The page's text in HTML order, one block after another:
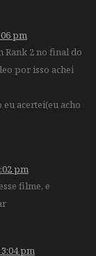
pm
Rank 2 no final do
por isso achei
acertei(eu acho
pm
filme, e
pm